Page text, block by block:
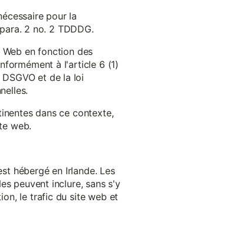
pour la
2 no. 2 TDDDG.
en fonction des
à l'article 6 (1)
et de la loi
dans ce contexte,
web.
hébergé en Irlande. Les
peuvent inclure, sans s'y
le trafic du site web et